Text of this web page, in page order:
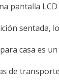
pantalla
sentada,
casa es
de